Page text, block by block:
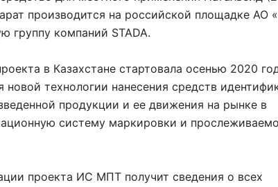
производится на российской площадке АО
группу компаний STADA.
в Казахстане стартовала осенью 2020
новой технологии нанесения средств
продукции и ее движения на рынке в
систему маркировки и
проекта ИС МПТ получит сведения о всех